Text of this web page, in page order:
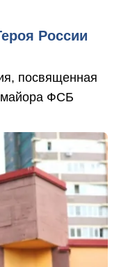
России
посвященная
майора ФСБ